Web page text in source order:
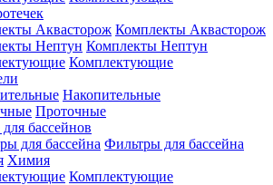
Комплекты Аквасторож
Комплекты Нептун
Комплектующие
Накопительные
Проточные
бассейнов
Фильтры для бассейна
Химия
Комплектующие